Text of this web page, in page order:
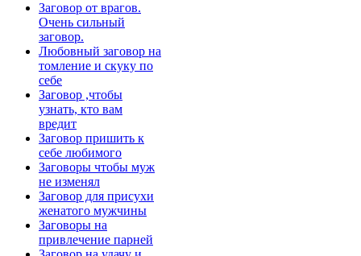
Заговор от врагов.
Очень сильный
заговор.
Любовный заговор на
томление и скуку по
себе
Заговор ,чтобы
узнать, кто вам
вредит
Заговор пришить к
себе любимого
Заговоры чтобы муж
не изменял
Заговор для присухи
женатого мужчины
Заговоры на
привлечение парней